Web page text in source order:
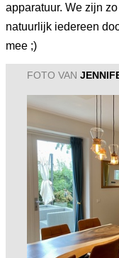
apparatuur. We zijn
natuurlijk iedereen
mee ;)
FOTO VAN